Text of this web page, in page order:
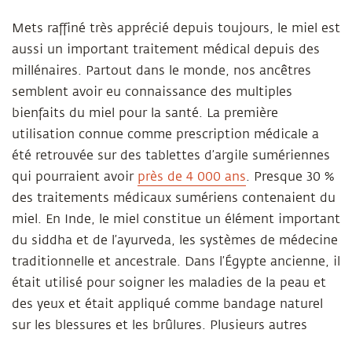
Mets raffiné très apprécié depuis toujours, le miel est
aussi un important traitement médical depuis des
millénaires. Partout dans le monde, nos ancêtres
semblent avoir eu connaissance des multiples
bienfaits du miel pour la santé. La première
utilisation connue comme prescription médicale a
été retrouvée sur des tablettes d’argile sumériennes
qui pourraient avoir près de 4 000 ans. Presque 30 %
des traitements médicaux sumériens contenaient du
miel. En Inde, le miel constitue un élément important
du siddha et de l’ayurveda, les systèmes de médecine
traditionnelle et ancestrale. Dans l’Égypte ancienne, il
était utilisé pour soigner les maladies de la peau et
des yeux et était appliqué comme bandage naturel
sur les blessures et les brûlures. Plusieurs autres